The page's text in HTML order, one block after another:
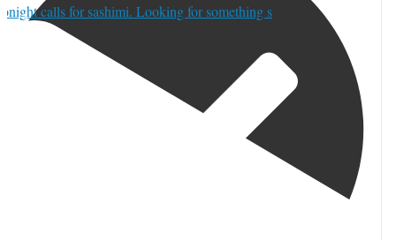
calls for sashimi. Looking for something s